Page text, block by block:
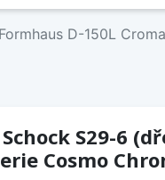
D-150L
S29-6
Cosmo